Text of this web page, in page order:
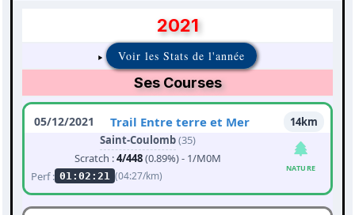
2021
Voir les Stats de l'année
Ses Courses
05/12/2021 Trail Entre terre et Mer
14km
Saint-Coulomb(35)
Scratch :4/448(0.89%) - 1/M0M
Perf : 01:02:21 (04:27/km)
NATURE